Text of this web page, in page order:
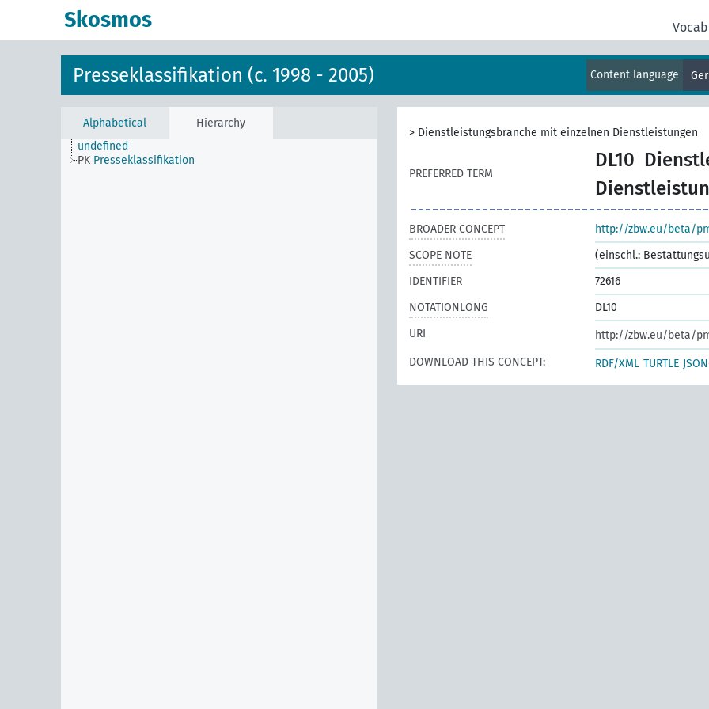
Skosmos
Presseklassifikation (c. 1998 - 2005) Content language
Alphabetical
Hierarchy
undefined
PK Presseklassifikation
> Dienstleistungsbranche mit einzelnen Dienstleistungen
PREFERRED TERM
DL10
BROADER CONCEPT
http://zbw.eu/beta/
SCOPE NOTE
(einschl.:
IDENTIFIER
72616
NOTATIONLONG
DL10
URI
http://zbw.eu/beta/
DOWNLOAD THIS CONCEPT:
RDF/XML TURTLE